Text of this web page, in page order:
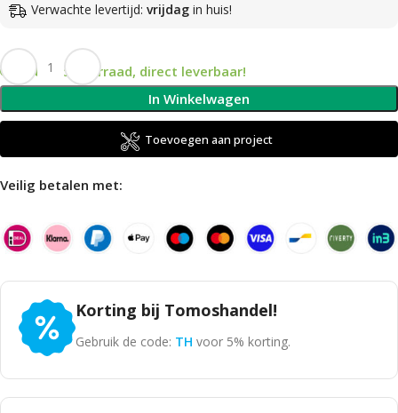
Verwachte levertijd: vrijdag in huis!
Op voorraad, direct leverbaar!
In Winkelwagen
Toevoegen aan project
Veilig betalen met:
Korting bij Tomoshandel!
Gebruik de code: TH voor 5% korting.